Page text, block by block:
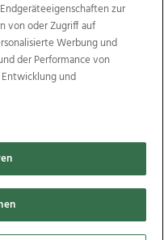
Wimmer
Ischler Woche
OÖN Immobilien
Promenaden Galerien
GmbH & Co KG
zur
von oder Zugriff auf
Werbung und
der Performance von
und